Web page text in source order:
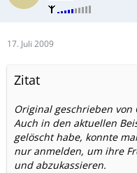
17. Juli 2009
Zitat
Original geschrieben von
Auch in den aktuellen
gelöscht habe, konnte
nur anmelden, um ihre
und abzukassieren.